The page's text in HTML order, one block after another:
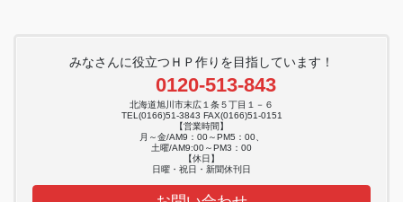
みなさんに役立つＨＰ作りを目指しています！
0120-513-843
北海道旭川市末広１条５丁目１－６
TEL(0166)51-3843 FAX(0166)51-0151
【営業時間】
月～金/AM9：00～PM5：00、
土曜/AM9:00～PM3：00
【休日】
日曜・祝日・新聞休刊日